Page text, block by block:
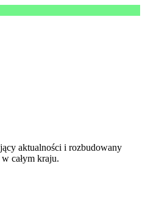
aktualności i rozbudowany
całym kraju.